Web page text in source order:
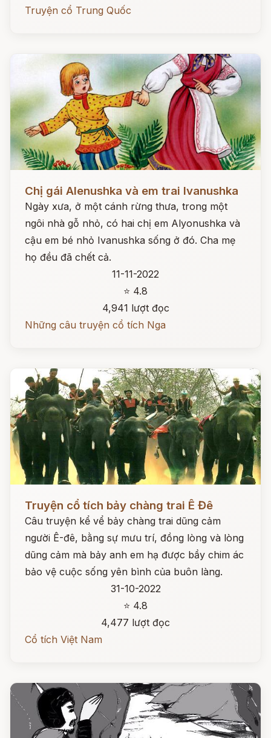
Truyện cổ Trung Quốc
Chị gái Alenushka và em trai Ivanushka
Ngày xưa, ở một cánh rừng thưa, trong một
ngôi nhà gỗ nhỏ, có hai chị em Alyonushka và
cậu em bé nhỏ Ivanushka sống ở đó. Cha mẹ
họ đều đã chết cả.
11-11-2022
⭐ 4.8
4,941 lượt đọc
Những câu truyện cổ tích Nga
Truyện cổ tích bảy chàng trai Ê Đê
Câu truyện kể vể bảy chàng trai dũng cảm
người Ê-đê, bằng sự mưu trí, đồng lòng và lòng
dũng cảm mà bảy anh em hạ được bầy chim ác
bảo vệ cuộc sống yên bình của buôn làng.
31-10-2022
⭐ 4.8
4,477 lượt đọc
Cổ tích Việt Nam